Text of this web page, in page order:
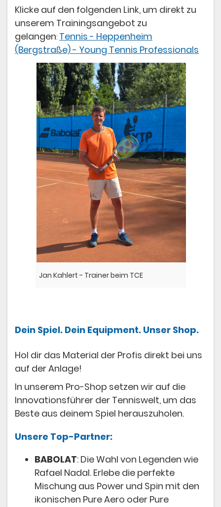
Klicke auf den folgenden Link, um direkt zu
unserem Trainingsangebot zu
gelangen: Tennis - Heppenheim
(Bergstraße) - Young Tennis Professionals
Jan Kahlert - Trainer beim TCE
Dein Spiel. Dein Equipment. Unser Shop.
Hol dir das Material der Profis direkt bei uns
auf der Anlage!
In unserem Pro-Shop setzen wir auf die
Innovationsführer der Tenniswelt, um das
Beste aus deinem Spiel herauszuholen.
Unsere Top-Partner:
BABOLAT: Die Wahl von Legenden wie
Rafael Nadal. Erlebe die perfekte
Mischung aus Power und Spin mit den
ikonischen Pure Aero oder Pure